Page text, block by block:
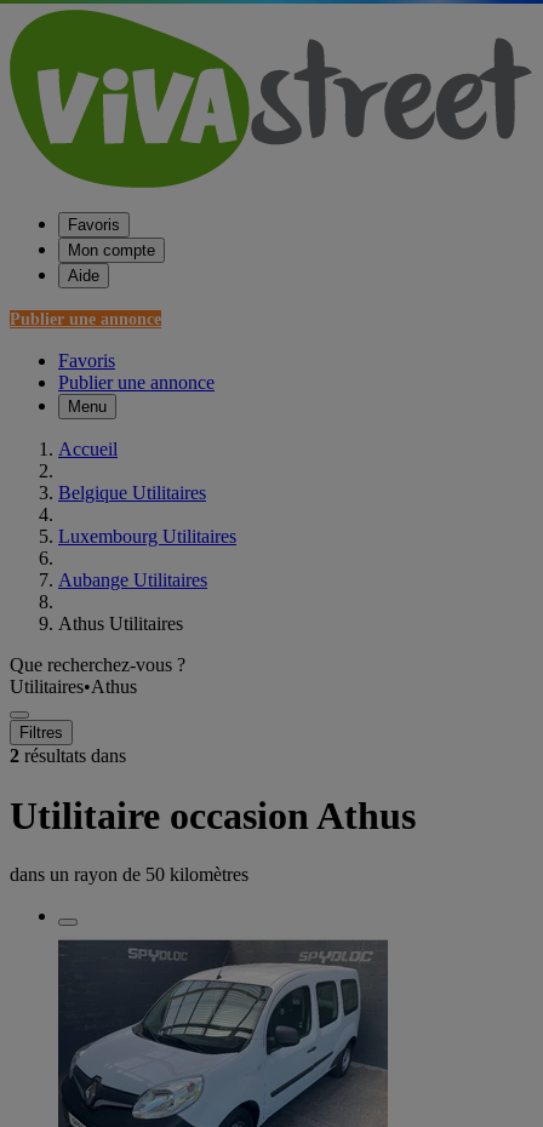
Favoris
Mon compte
Aide
Publier une annonce
Favoris
Publier une annonce
Menu
Accueil
Belgique Utilitaires
Luxembourg Utilitaires
Aubange Utilitaires
Athus Utilitaires
Que recherchez-vous ?
Utilitaires•Athus
Filtres
2 résultats dans
Utilitaire occasion Athus
dans un rayon de 50 kilomètres